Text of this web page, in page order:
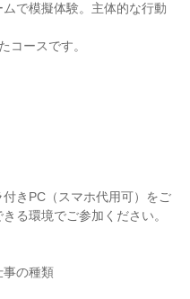
で模擬体験。主体的な行動
コースです。
きPC（スマホ代用可）をご
る環境でご参加ください。
事の種類